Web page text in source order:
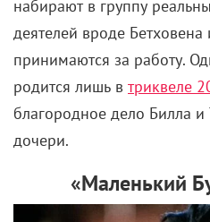
набирают в группу
деятелей вроде
принимаются за работу.
родится лишь в триквеле
благородное дело Билла
дочери.
«Маленький